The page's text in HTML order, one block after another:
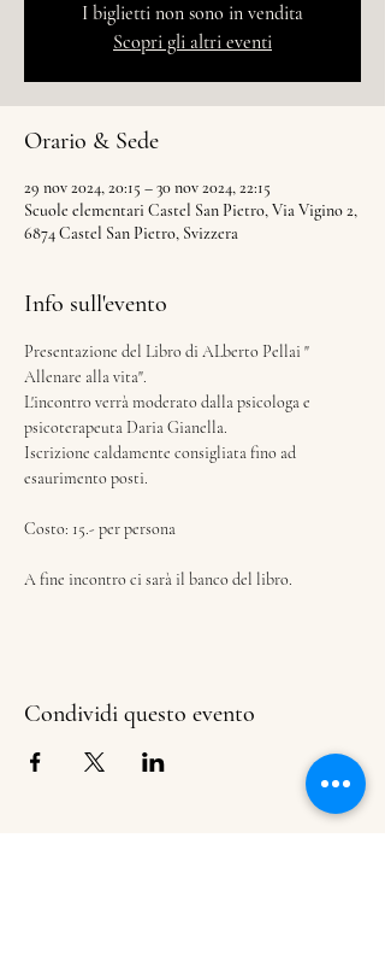
I biglietti non sono in vendita
Scopri gli altri eventi
Orario & Sede
29 nov 2024, 20:15 – 30 nov 2024, 22:15
Scuole elementari Castel San Pietro, Via Vigino 2,
6874 Castel San Pietro, Svizzera
Info sull'evento
Presentazione del Libro di ALberto Pellai "
Allenare alla vita".
L'incontro verrà moderato dalla psicologa e
psicoterapeuta Daria Gianella.
Iscrizione caldamente consigliata fino ad
esaurimento posti.
Costo: 15.- per persona
A fine incontro ci sarà il banco del libro.
Condividi questo evento